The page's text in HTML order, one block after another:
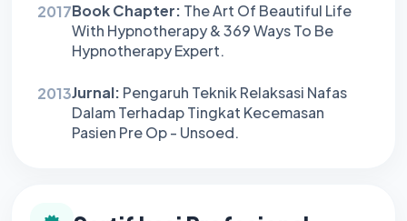
2017Book Chapter: The Art Of Beautiful Life
With Hypnotherapy & 369 Ways To Be
Hypnotherapy Expert.
2013Jurnal: Pengaruh Teknik Relaksasi Nafas
Dalam Terhadap Tingkat Kecemasan
Pasien Pre Op - Unsoed.